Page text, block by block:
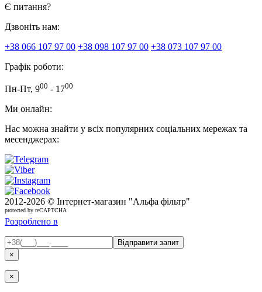
Є питання?
Дзвоніть нам:
+38 066 107 97 00 +38 098 107 97 00 +38 073 107 97 00
Графік роботи:
Пн-Пт, 900 - 1700
Ми онлайн:
Нас можна знайти у всіх популярних соціальних мережах та
месенджерах:
2012-2026 © Інтернет-магазин "Альфа фільтр"
protected by reCAPTCHA
Розроблено в
×
×